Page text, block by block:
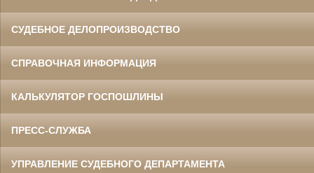
СУДЕБНОЕ ДЕЛОПРОИЗВОДСТВО
СПРАВОЧНАЯ ИНФОРМАЦИЯ
КАЛЬКУЛЯТОР ГОСПОШЛИНЫ
ПРЕСС-СЛУЖБА
УПРАВЛЕНИЕ СУДЕБНОГО ДЕПАРТАМЕНТА